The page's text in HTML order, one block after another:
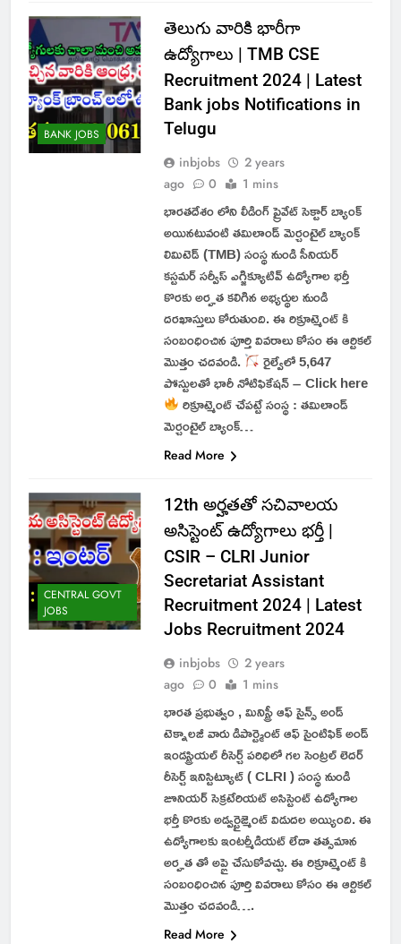
BANK JOBS
తెలుగు వారికి భారీగా
ఉద్యోగాలు | TMB CSE
Recruitment 2024 | Latest
Bank jobs Notifications in
Telugu
inbjobs
2 years
ago
0 1 mins
భారతదేశం లోని లీడింగ్ ప్రైవేట్ సెక్టార్ బ్యాంక్
అయినటువంటి తమిలాండ్ మెర్చంటైల్ బ్యాంక్
లిమిటెడ్ (TMB) సంస్థ నుండి సీనియర్
కస్టమర్ సర్వీస్ ఎగ్జిక్యూటివ్ ఉద్యోగాల భర్తీ
కొరకు అర్హత కలిగిన అభ్యర్థుల నుండి
దరఖాస్తులు కోరుతుంది. ఈ రిక్రూట్మెంట్ కి
సంబంధించిన పూర్తి వివరాలు కోసం ఈ ఆర్టికల్
మొత్తం చదవండి.
రైల్వేలో 5,647
పోస్టులతో భారీ నోటిఫికేషన్ – Click here
రిక్రూట్మెంట్ చేపట్టే సంస్థ : తమిలాండ్
మెర్చంటైల్ బ్యాంక్…
Read More
CENTRAL GOVT
JOBS
12th అర్హతతో సచివాలయ
అసిస్టెంట్ ఉద్యోగాలు భర్తీ |
CSIR – CLRI Junior
Secretariat Assistant
Recruitment 2024 | Latest
Jobs Recruitment 2024
inbjobs
2 years
ago
0 1 mins
భారత ప్రభుత్వం , మినిస్ట్రీ ఆఫ్ సైన్స్ అండ్
టెక్నాలజీ వారు డిపార్ట్మెంట్ ఆఫ్ సైంటిఫిక్ అండ్
ఇండస్ట్రియల్ రీసెర్చ్ పరిధిలో గల సెంట్రల్ లెదర్
రీసెర్చ్ ఇనిస్టిట్యూట్ ( CLRI ) సంస్థ నుండి
జూనియర్ సెక్రటేరియట్ అసిస్టెంట్ ఉద్యోగాల
భర్తీ కొరకు అడ్వర్టైజ్మెంట్ విడుదల అయ్యింది. ఈ
ఉద్యోగాలకు ఇంటర్మీడియట్ లేదా తత్సమాన
అర్హత తో అప్లై చేసుకోవచ్చు. ఈ రిక్రూట్మెంట్ కి
సంబంధించిన పూర్తి వివరాలు కోసం ఈ ఆర్టికల్
మొత్తం చదవండి….
Read More